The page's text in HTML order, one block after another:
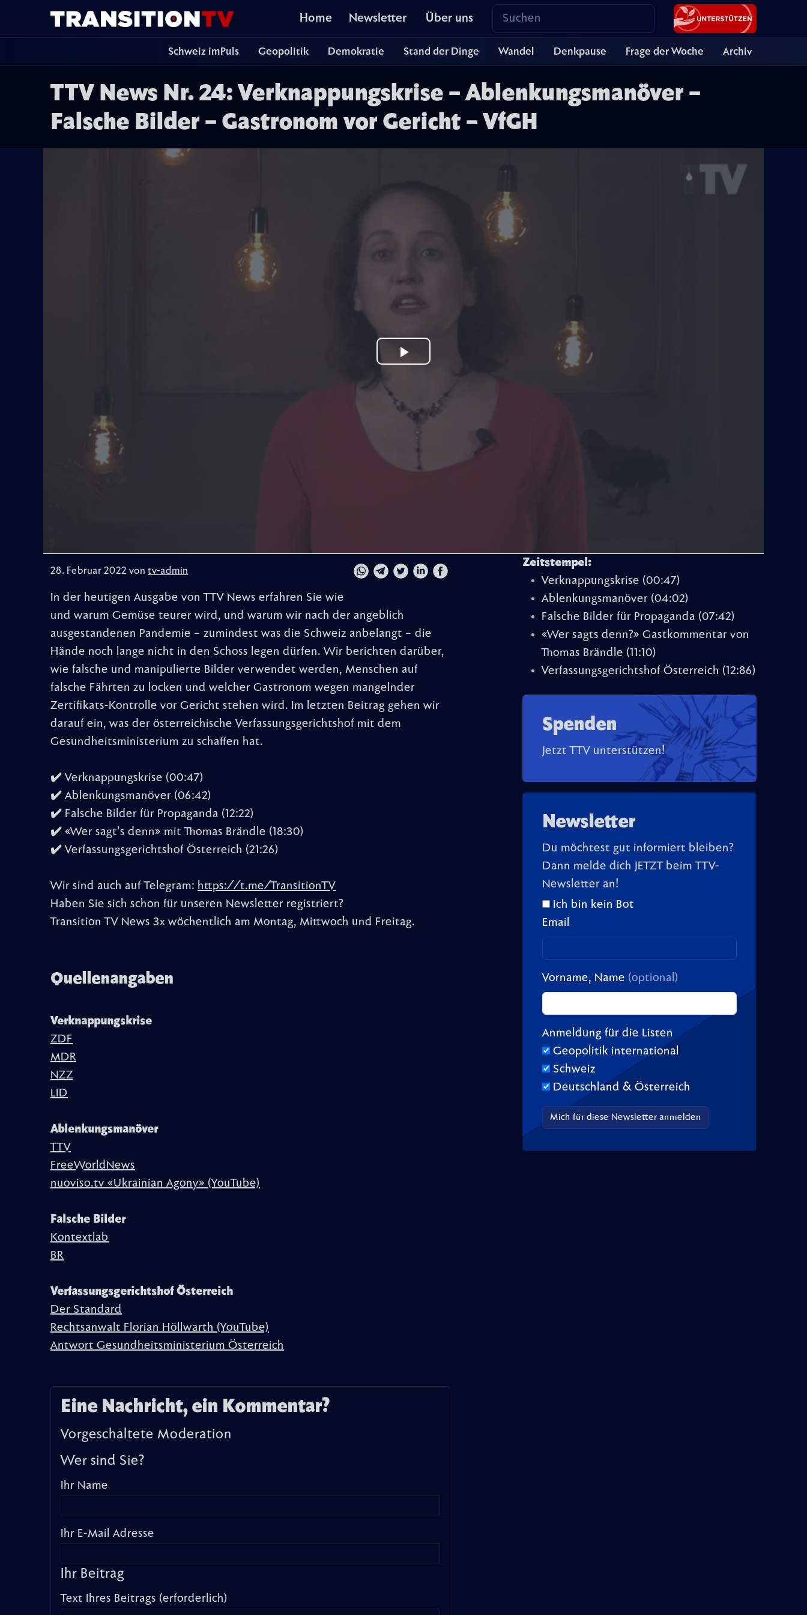
Home Newsletter Über uns
Schweiz imPuls Geopolitik Demokratie Stand der Dinge Wandel Denkpause Frage der Woche Archiv
TTV News Nr. 24: Verknappungskrise – Ablenkungsmanöver –
Falsche Bilder – Gastronom vor Gericht – VfGH
28. Februar 2022 von tv-admin
In der heutigen Ausgabe von TTV News erfahren Sie wie
und warum Gemüse teurer wird, und warum wir nach der angeblich
ausgestandenen Pandemie – zumindest was die Schweiz anbelangt – die
Hände noch lange nicht in den Schoss legen dürfen. Wir berichten darüber,
wie falsche und manipulierte Bilder verwendet werden, Menschen auf
falsche Fährten zu locken und welcher Gastronom wegen mangelnder
Zertifikats-Kontrolle vor Gericht stehen wird. Im letzten Beitrag gehen wir
darauf ein, was der österreichische Verfassungsgerichtshof mit dem
Gesundheitsministerium zu schaffen hat.
✔️ Verknappungskrise (00:47)
✔️ Ablenkungsmanöver (06:42)
✔️ Falsche Bilder für Propaganda (12:22)
✔️ «Wer sagt’s denn» mit Thomas Brändle (18:30)
✔️ Verfassungsgerichtshof Österreich (21:26)
Wir sind auch auf Telegram: https://t.me/TransitionTV
Haben Sie sich schon für unseren Newsletter registriert?
Transition TV News 3x wöchentlich am Montag, Mittwoch und Freitag.
Quellenangaben
Verknappungskrise
ZDF
MDR
NZZ
LID
Ablenkungsmanöver
TTV
FreeWorldNews
nuoviso.tv «Ukrainian Agony» (YouTube)
Falsche Bilder
Kontextlab
BR
Verfassungsgerichtshof Österreich
Der Standard
Rechtsanwalt Florian Höllwarth (YouTube)
Antwort Gesundheitsministerium Österreich
Eine Nachricht, ein Kommentar?
Vorgeschaltete Moderation
Wer sind Sie?
Ihr Name
Ihr E-Mail Adresse
Ihr Beitrag
Text Ihres Beitrags (erforderlich)
Zeitstempel:
Verknappungskrise (00:47)
Ablenkungsmanöver (04:02)
Falsche Bilder für Propaganda (07:42)
«Wer sagts denn?» Gastkommentar von
Thomas Brändle (11:10)
Verfassungsgerichtshof Österreich (12:86)
Spenden
Jetzt TTV unterstützen!
Newsletter
Du möchtest gut informiert bleiben?
Dann melde dich JETZT beim TTV-
Newsletter an!
Ich bin kein Bot
Email
Vorname, Name (optional)
Anmeldung für die Listen
Geopolitik international
Schweiz
Deutschland & Österreich